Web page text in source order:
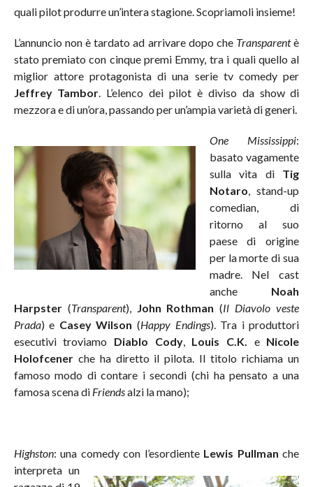
quali pilot produrre un’intera stagione. Scopriamoli insieme!
L’annuncio non è tardato ad arrivare dopo che Transparentè
stato premiato con cinque premi Emmy, tra i quali quello al
miglior attore protagonista di una serie tv comedy per
Jeffrey Tambor. L’elenco dei pilot è diviso da show di
mezzora e di un’ora, passando per un’ampia varietà di generi.
One Mississippi:
basato vagamente
sulla vita di Tig
Notaro, stand-up
comedian, di
ritorno al suo
paese di origine
per la morte di sua
madre. Nel cast
anche Noah
Harpster(Transparent), John Rothman (Il Diavolo veste
Prada) e Casey Wilson (Happy Endings). Tra i produttori
esecutivi troviamo Diablo Cody, Louis C.K. e Nicole
Holofcenerche ha diretto il pilota. Il titolo richiama un
famoso modo di contare i secondi (chi ha pensato a una
famosa scena di Friendsalzi la mano);
Highston: una comedycon l’esordiente Lewis Pullman che
interpreta un